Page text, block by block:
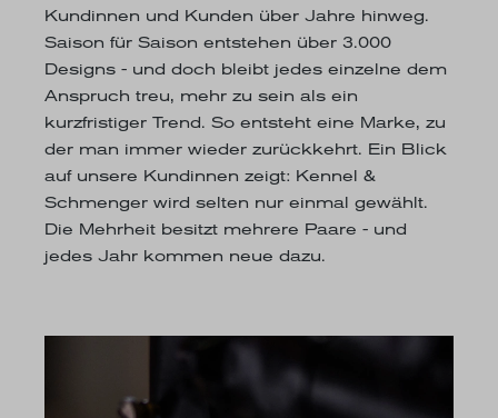
Kundinnen und Kunden über Jahre hinweg.
Saison für Saison entstehen über 3.000
Designs - und doch bleibt jedes einzelne dem
Anspruch treu, mehr zu sein als ein
kurzfristiger Trend. So entsteht eine Marke, zu
der man immer wieder zurückkehrt. Ein Blick
auf unsere Kundinnen zeigt: Kennel &
Schmenger wird selten nur einmal gewählt.
Die Mehrheit besitzt mehrere Paare - und
jedes Jahr kommen neue dazu.